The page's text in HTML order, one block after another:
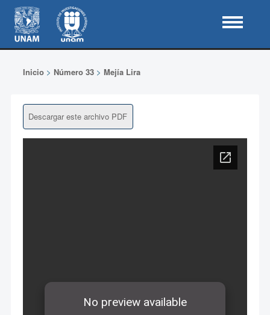
Inicio> Número 33> Mejía Lira
Descargar este archivo PDF